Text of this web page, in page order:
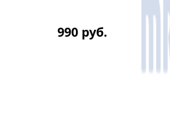
990 руб.